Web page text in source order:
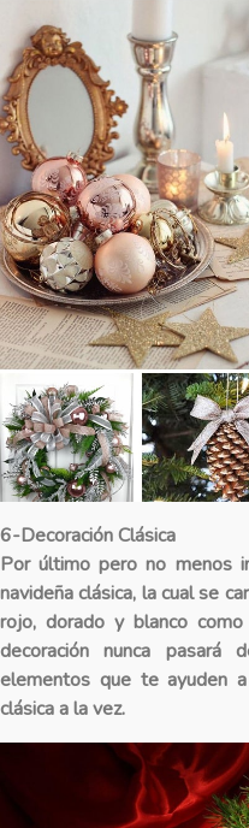
6-Decoración Clásica
Por último pero no menos
navideña clásica, la cual se
rojo, dorado y blanco
decoración nunca pasará
elementos que te ayuden
clásica a la vez.